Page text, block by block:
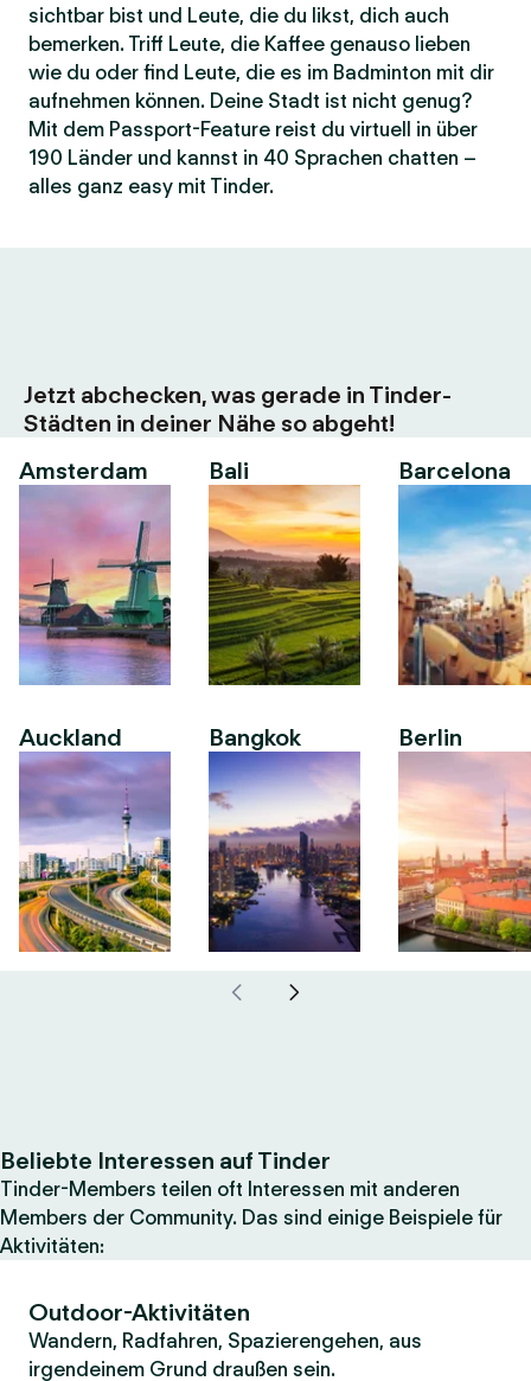
sichtbar bist und Leute, die du likst, dich auch
bemerken. Triff Leute, die Kaffee genauso lieben
wie du oder find Leute, die es im Badminton mit dir
aufnehmen können. Deine Stadt ist nicht genug?
Mit dem Passport-Feature reist du virtuell in über
190 Länder und kannst in 40 Sprachen chatten –
alles ganz easy mit Tinder.
Jetzt abchecken, was gerade in Tinder-
Städten in deiner Nähe so abgeht!
Amsterdam
Auckland
Bali
Bangkok
Barcelona
Berlin
Beliebte Interessen auf Tinder
Tinder-Members teilen oft Interessen mit anderen
Members der Community. Das sind einige Beispiele für
Aktivitäten:
Outdoor-Aktivitäten
Wandern, Radfahren, Spazierengehen, aus
irgendeinem Grund draußen sein.